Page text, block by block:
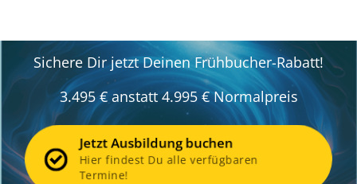
Sichere Dir jetzt Deinen Frühbucher-Rabatt!
3.495 € anstatt 4.995 € Normalpreis
Jetzt Ausbildung buchen
Hier findest Du alle verfügbaren
Termine!